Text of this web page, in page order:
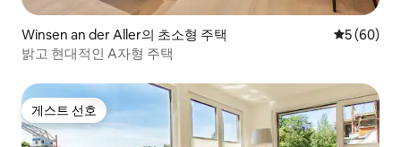
Winsen an der Aller의 초소형 주택 평점 5점(5
5 (60)
밝고 현대적인 A자형 주택
게스트 선호
게스트 선호